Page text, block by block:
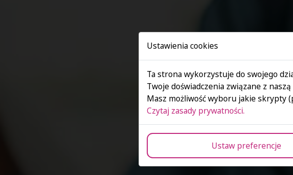
Ustawienia cookies
Ta strona wykorzystuje do swojego
Twoje doświadczenia związane z
Masz możliwość wyboru jakie skrypty
Czytaj zasady prywatności.
Ustaw preferencje